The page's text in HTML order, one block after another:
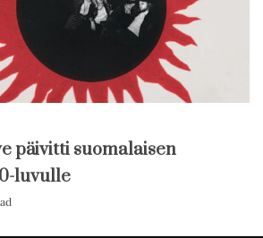
päivitti suomalaisen
luvulle